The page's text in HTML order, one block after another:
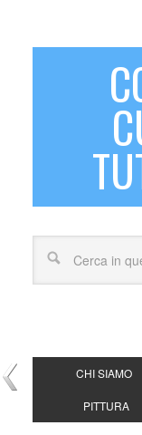
CHI SIAMO
PITTURA